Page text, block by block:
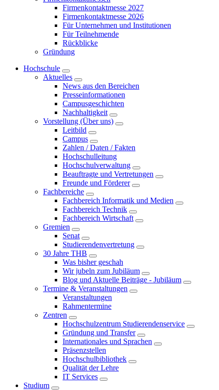
Firmenkontaktmesse 2027
Firmenkontaktmesse 2026
Für Unternehmen und Institutionen
Für Teilnehmende
Rückblicke
Gründung
Hochschule
Aktuelles
News aus den Bereichen
Presseinformationen
Campusgeschichten
Nachhaltigkeit
Vorstellung (Über uns)
Leitbild
Campus
Zahlen / Daten / Fakten
Hochschulleitung
Hochschulverwaltung
Beauftragte und Vertretungen
Freunde und Förderer
Fachbereiche
Fachbereich Informatik und Medien
Fachbereich Technik
Fachbereich Wirtschaft
Gremien
Senat
Studierendenvertretung
30 Jahre THB
Was bisher geschah
Wir jubeln zum Jubiläum
Blog und Aktuelle Beiträge - Jubiläum
Termine & Veranstaltungen
Veranstaltungen
Rahmentermine
Zentren
Hochschulzentrum Studierendenservice
Gründung und Transfer
Internationales und Sprachen
Präsenzstellen
Hochschulbibliothek
Qualität der Lehre
IT Services
Studium